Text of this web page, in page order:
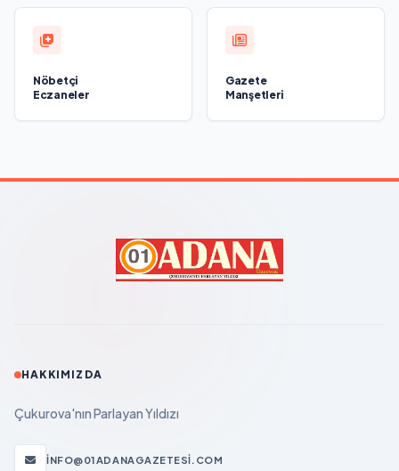
Nöbetçi
Eczaneler
Gazete
Manşetleri
HAKKIMIZDA
Çukurova'nın Parlayan Yıldızı
INFO@01ADANAGAZETESI.COM